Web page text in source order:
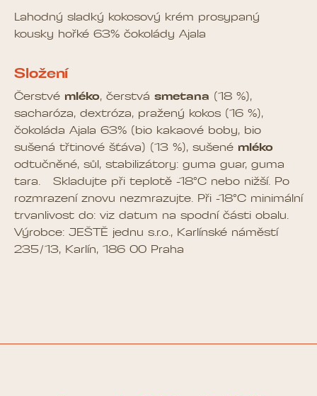
Lahodný sladký kokosový krém prosypaný
kousky hořké 63% čokolády Ajala
Složení
Čerstvé mléko, čerstvá smetana (18 %),
sacharóza, dextróza, pražený kokos (16 %),
čokoláda Ajala 63% (bio kakaové boby, bio
sušená třtinové šťáva) (13 %), sušené mléko
odtučněné, sůl, stabilizátory: guma guar, guma
tara. Skladujte při teplotě -18°C nebo nižší. Po
rozmrazení znovu nezmrazujte. Při -18°C minimální
trvanlivost do: viz datum na spodní části obalu.
Výrobce: JEŠTĚ jednu s.r.o., Karlínské náměstí
235/13, Karlín, 186 00 Praha